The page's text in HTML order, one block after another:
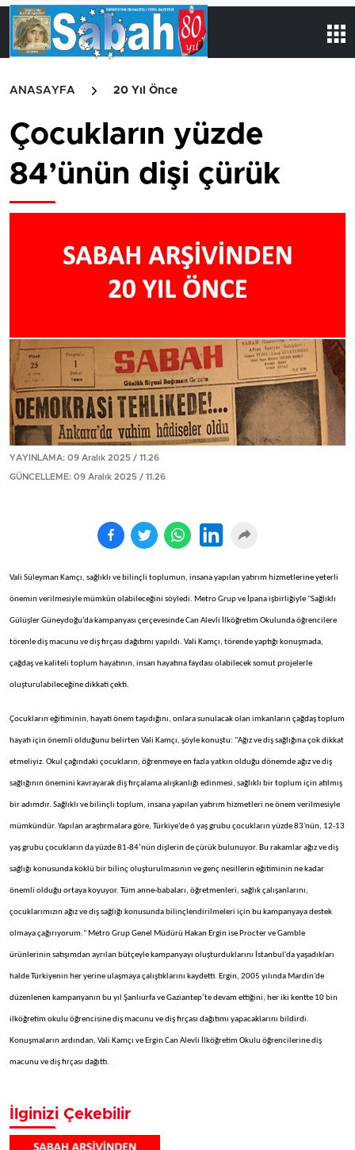
ANASAYFA 20 Yıl Önce
Çocukların yüzde
84’ünün dişi çürük
YAYINLAMA: 09 Aralık 2025 / 11.26
GÜNCELLEME: 09 Aralık 2025 / 11.26
Vali Süleyman Kamçı, sağlıklı ve bilinçli toplumun, insana yapılan yatırım hizmetlerine yeterli
önemin verilmesiyle mümkün olabileceğini söyledi. Metro Grup ve İpana işbirliğiyle "Sağlıklı
Gülüşler Güneydoğu’da kampanyası çerçevesinde Can Alevli İlköğretim Okulunda öğrencilere
törenle diş macunu ve diş fırçası dağıtımı yapıldı. Vali Kamçı, törende yaptığı konuşmada,
çağdaş ve kaliteli toplum hayatının, insan hayatına faydası olabilecek somut projelerle
oluşturulabileceğine dikkati çekti.
Çocukların eğitiminin, hayati önem taşıdığını, onlara sunulacak olan imkanların çağdaş toplum
hayatı için önemli olduğunu belirten Vali Kamçı, şöyle konuştu: "Ağız ve diş sağlığına çok dikkat
etmeliyiz. Okul çağındaki çocukların, öğrenmeye en fazla yatkın olduğu dönemde ağız ve diş
sağlığının önemini kavrayarak diş fırçalama alışkanlığı edinmesi, sağlıklı bir toplum için atılmış
bir adımdır. Sağlıklı ve bilinçli toplum, insana yapılan yatırım hizmetleri ne önem verilmesiyle
mümkündür. Yapılan araştırmalara göre, Türkiye'de 6 yaş grubu çocukların yüzde 83'nün, 12-13
yaş grubu çocukların da yüzde 81-84’nün dişlerin de çürük bulunuyor. Bu rakamlar ağız ve diş
sağlığı konusunda köklü bir bilinç oluşturulmasının ve genç nesillerin eğitiminin ne kadar
önemli olduğu ortaya koyuyor. Tüm anne-babaları, öğretmenleri, sağlık çalışanlarını,
çocuklarımızın ağız ve diş sağlığı konusunda bilinçlendirilmeleri için bu kampanyaya destek
olmaya çağırıyorum." Metro Grup Genel Müdürü Hakan Ergin ise Procter ve Gamble
ürünlerinin satışımdan ayrılan bütçeyle kampanyayı oluşturduklarını İstanbul'da yaşadıkları
halde Türkiyenin her yerine ulaşmaya çalıştıklarını kaydetti. Ergin, 2005 yılında Mardin'de
düzenlenen kampanyanın bu yıl Şanlıurfa ve Gaziantep’te devam ettiğini, her iki kentte 10 bin
ilköğretim okulu öğrencisine diş macunu ve diş fırçası dağıtımı yapacaklarını bildirdi.
Konuşmaların ardından, Vali Kamçı ve Ergin Can Alevli İlköğretim Okulu öğrencilerine diş
macunu ve diş fırçası dağıttı.
İlginizi Çekebilir